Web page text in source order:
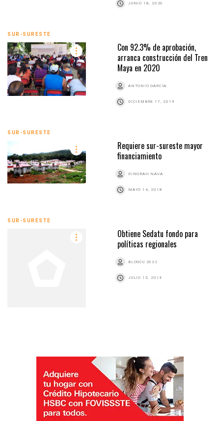
JUNIO 18, 2020
SUR-SURESTE
Con 92.3% de aprobación,
arranca construcción del Tren
Maya en 2020
ANTONIO GARCÍA
DICIEMBRE 17, 2019
SUR-SURESTE
Requiere sur-sureste mayor
financiamiento
DINORAH NAVA
MAYO 14, 2018
SUR-SURESTE
Obtiene Sedatu fondo para
políticas regionales
BLOGCU 2022
JULIO 15, 2014